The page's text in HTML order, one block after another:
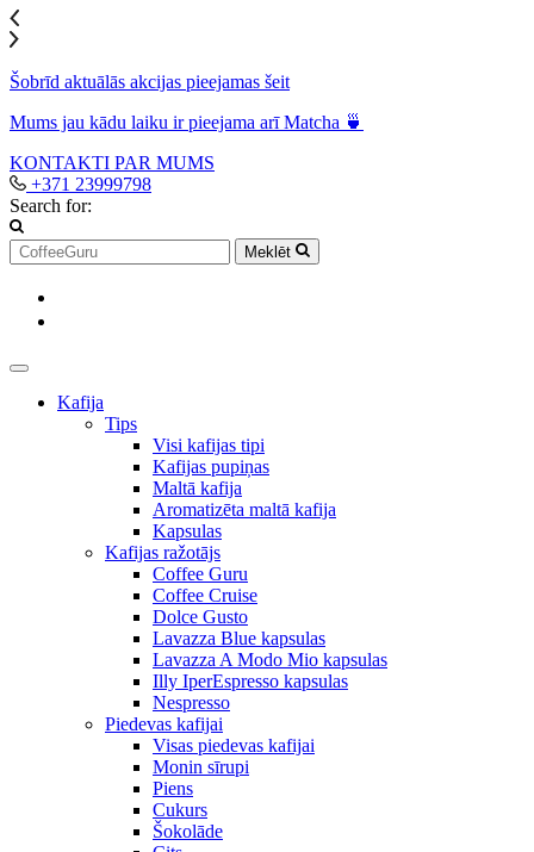
Šobrīd aktuālās akcijas pieejamas šeit
Mums jau kādu laiku ir pieejama arī Matcha 🍵
KONTAKTI PAR MUMS
+371 23999798
Search for:
Meklēt
Kafija
Tips
Visi kafijas tipi
Kafijas pupiņas
Maltā kafija
Aromatizēta maltā kafija
Kapsulas
Kafijas ražotājs
Coffee Guru
Coffee Cruise
Dolce Gusto
Lavazza Blue kapsulas
Lavazza A Modo Mio kapsulas
Illy IperEspresso kapsulas
Nespresso
Piedevas kafijai
Visas piedevas kafijai
Monin sīrupi
Piens
Cukurs
Šokolāde